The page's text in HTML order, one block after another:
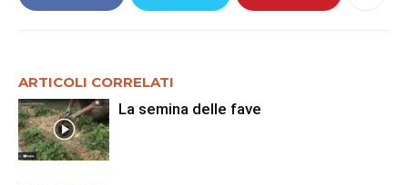
ARTICOLI CORRELATI
La semina delle fave